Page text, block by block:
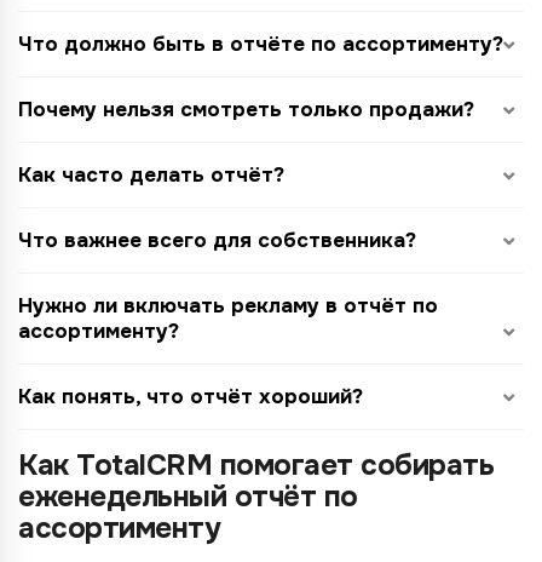
Что должно быть в отчёте по ассортименту?
Почему нельзя смотреть только продажи?
Как часто делать отчёт?
Что важнее всего для собственника?
Нужно ли включать рекламу в отчёт по
ассортименту?
Как понять, что отчёт хороший?
Как TotalCRM помогает собирать
еженедельный отчёт по
ассортименту